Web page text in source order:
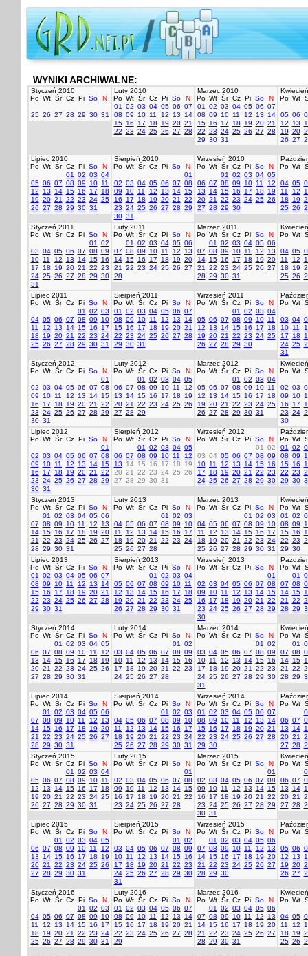
WYNIKI ARCHIWALNE:
Styczeń 2010
Po Wt Śr Cz Pi So N
25 26 27 28 29 30 31
Luty 2010
Po Wt Śr Cz Pi So
N
01
02 03 04 05 06 07
08 09 10 11 12 13
14
15 16 17 18 19 20 21
22 23 24 25 26 27 28
Marzec 2010
Po Wt Śr Cz Pi So
N
01
02 03 04 05 06 07
08 09 10 11 12 13
14
15 16 17 18 19 20 21
22 23 24 25 26 27 28
29 30 31
Po Wt
05 06
12
13
19 20
26 27
Lipiec 2010
Po Wt Śr Cz Pi So
N
01
02 03 04
05 06 07 08 09 10 11
12
13 14 15 16 17
18
19 20 21 22 23 24 25
26 27 28 29 30 31
Sierpień 2010
Po Wt Śr Cz Pi So
N
01
02 03 04 05 06 07 08
09
10 11 12 13 14 15
16
17 18 19 20 21
22
23 24 25 26 27 28 29
30 31
Wrzesień 2010
Po Wt Śr Cz Pi So
N
01
02 03 04 05
06 07 08 09 10 11
12
13
14 15 16 17 18
19
20 21 22 23 24 25 26
27 28 29 30
Po Wt
04 05
11
12
18
19
25 26
Styczeń 2011
Po Wt Śr Cz Pi So
N
01
02
03 04 05 06 07 08 09
10 11 12 13 14 15 16
17
18 19 20 21 22 23
24 25 26 27 28 29 30
31
Luty 2011
Po Wt Śr Cz Pi So
N
01
02 03 04 05 06
07 08 09 10 11 12
13
14 15 16 17 18 19 20
21
22 23 24 25 26 27
28
Marzec 2011
Po Wt Śr Cz Pi So
N
01
02 03 04 05 06
07 08 09 10 11 12
13
14 15 16 17 18 19 20
21
22 23 24 25 26 27
28 29 30 31
Po Wt
04 05
11
12
18
19
25 26
Lipiec 2011
Po Wt Śr Cz Pi So
N
01
02 03
04 05 06 07 08 09
10
11
12 13 14 15 16
17
18
19 20 21 22 23 24
25 26 27 28 29 30 31
Sierpień 2011
Po Wt Śr Cz Pi So
N
01
02 03 04 05 06 07
08 09 10 11 12 13
14
15 16 17 18 19 20 21
22 23 24 25 26 27 28
29 30 31
Wrzesień 2011
Po Wt Śr Cz Pi So
N
01
02 03 04
05 06 07 08 09 10 11
12
13 14 15 16 17
18
19 20 21 22 23 24 25
26 27 28 29 30
Po Wt
03 04
10 11
17
18
24 25
31
Styczeń 2012
Po Wt Śr Cz Pi So
N
01
02 03 04 05 06 07 08
09
10 11 12 13 14 15
16
17 18 19 20 21
22
23 24 25 26 27 28 29
30 31
Luty 2012
Po Wt Śr Cz Pi So
N
01
02 03 04 05
06 07 08 09 10 11
12
13
14 15 16 17 18
19
20 21 22 23 24 25 26
27 28 29
Marzec 2012
Po Wt Śr Cz Pi So
N
01
02 03 04
05 06 07 08 09 10 11
12
13 14 15 16 17
18
19 20 21 22 23 24 25
26 27 28 29 30 31
Po Wt
02 03
09
10
16
17
23 24
30
Lipiec 2012
Po Wt Śr Cz Pi So
N
01
02 03 04 05 06 07 08
09
10 11 12 13 14 15
16
17 18 19 20 21
22
23 24 25 26 27 28 29
30 31
Sierpień 2012
Po Wt Śr Cz Pi So
N
01
02 03 04 05
06 07 08 09 10 11
12
13
14 15 16 17 18
19
20 21 22 23 24 25 26
27 28 29 30 31
Wrzesień 2012
Po Wt Śr Cz Pi So
N
01
02
03 04 05 06 07 08 09
10 11 12 13 14 15 16
17
18 19 20 21 22 23
24 25 26 27 28 29 30
Po Wt
01
02
08 09
15 16
22 23
29 30
Styczeń 2013
Po Wt Śr Cz Pi So
N
01
02 03 04 05 06
07 08 09 10 11 12
13
14 15 16 17 18 19 20
21
22 23 24 25 26 27
28 29 30 31
Luty 2013
Po Wt Śr Cz Pi So
N
01
02 03
04 05 06 07 08 09
10
11
12 13 14 15 16
17
18
19 20 21 22 23 24
25 26 27 28
Marzec 2013
Po Wt Śr Cz Pi So
N
01
02 03
04 05 06 07 08 09
10
11
12 13 14 15 16
17
18
19 20 21 22 23 24
25 26 27 28 29 30 31
Po Wt
01
02
08 09
15 16
22 23
29 30
Lipiec 2013
Po Wt Śr Cz Pi So
N
01
02 03 04 05 06 07
08 09 10 11 12 13
14
15 16 17 18 19 20 21
22 23 24 25 26 27 28
29 30 31
Sierpień 2013
Po Wt Śr Cz Pi So
N
01
02 03 04
05 06 07 08 09 10 11
12
13 14 15 16 17
18
19 20 21 22 23 24 25
26 27 28 29 30 31
Wrzesień 2013
Po Wt Śr Cz Pi So
N
01
02 03 04 05 06 07 08
09
10 11 12 13 14 15
16
17 18 19 20 21
22
23 24 25 26 27 28 29
30
Po Wt
01
07 08
14 15
21
22
28 29
Styczeń 2014
Po Wt Śr Cz Pi So
N
01
02 03 04 05
06 07 08 09 10 11
12
13
14 15 16 17 18
19
20 21 22 23 24 25 26
27 28 29 30 31
Luty 2014
Po Wt Śr Cz Pi So
N
01
02
03 04 05 06 07 08 09
10 11 12 13 14 15 16
17
18 19 20 21 22 23
24 25 26 27 28
Marzec 2014
Po Wt Śr Cz Pi So
N
01
02
03 04 05 06 07 08 09
10 11 12 13 14 15 16
17
18 19 20 21 22 23
24 25 26 27 28 29 30
31
Po Wt
01
07 08
14 15
21
22
28 29
Lipiec 2014
Po Wt Śr Cz Pi So
N
01
02 03 04 05 06
07 08 09 10 11 12
13
14 15 16 17 18 19 20
21
22 23 24 25 26 27
28 29 30 31
Sierpień 2014
Po Wt Śr Cz Pi So
N
01
02 03
04 05 06 07 08 09
10
11
12 13 14 15 16
17
18
19 20 21 22 23 24
25 26 27 28 29 30 31
Wrzesień 2014
Po Wt Śr Cz Pi So
N
01
02 03 04 05 06 07
08 09 10 11 12 13
14
15 16 17 18 19 20 21
22 23 24 25 26 27 28
29 30
Po Wt
06 07
13
14
20 21
27 28
Styczeń 2015
Po Wt Śr Cz Pi So
N
01
02 03 04
05 06 07 08 09 10 11
12
13 14 15 16 17
18
19 20 21 22 23 24 25
26 27 28 29 30 31
Luty 2015
Po Wt Śr Cz Pi So
N
01
02 03 04 05 06 07 08
09
10 11 12 13 14 15
16
17 18 19 20 21
22
23 24 25 26 27 28
Marzec 2015
Po Wt Śr Cz Pi So
N
01
02 03 04 05 06 07 08
09
10 11 12 13 14 15
16
17 18 19 20 21
22
23 24 25 26 27 28 29
30 31
Po Wt
06 07
13
14
20 21
27 28
Lipiec 2015
Po Wt Śr Cz Pi So
N
01
02 03 04 05
06 07 08 09 10 11
12
13
14 15 16 17 18
19
20 21 22 23 24 25 26
27 28 29 30 31
Sierpień 2015
Po Wt Śr Cz Pi So
N
01
02
03 04 05 06 07 08 09
10 11 12 13 14 15 16
17
18 19 20 21 22 23
24 25 26 27 28 29 30
31
Wrzesień 2015
Po Wt Śr Cz Pi So
N
01
02 03 04 05 06
07 08 09 10 11 12
13
14 15 16 17 18 19 20
21
22 23 24 25 26 27
28 29 30
Po Wt
05 06
12
13
19 20
26 27
Styczeń 2016
Po Wt Śr Cz Pi So
N
01
02 03
04 05 06 07 08 09
10
11
12 13 14 15 16
17
18
19 20 21 22 23 24
25 26 27 28 29 30 31
Luty 2016
Po Wt Śr Cz Pi So
N
01
02 03 04 05 06 07
08 09 10 11 12 13
14
15 16 17 18 19 20 21
22 23 24 25 26 27 28
29
Marzec 2016
Po Wt Śr Cz Pi So
N
01
02 03 04 05 06
07 08 09 10 11 12
13
14 15 16 17 18 19 20
21
22 23 24 25 26 27
28 29 30 31
Po Wt
04 05
11
12
18
19
25 26